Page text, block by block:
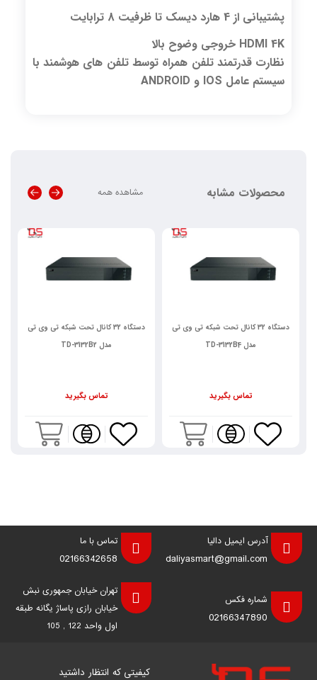
پشتیبانی از 4 هارد دیسک تا ظرفیت 8 ترابایت
HDMI 4K خروجی وضوح بالا
نظارت قدرتمند تلفن همراه توسط تلفن های هوشمند با
سیستم عامل IOS و ANDROID
محصولات مشابه مشاهده همه
دستگاه 32 کانال تحت شبکه تی وی تی
مدل TD-3132B4
تماس بگیرید
دستگاه 32 کانال تحت شبکه تی وی تی
مدل TD-3132B2
تماس بگیرید
آدرس ایمیل دالیا
daliyasmart@gmail.com
تماس با ما
02166342658
شماره فکس
02166347890
تهران خیابان جمهوری نبش
خیابان رازی پاساژ یگانه طبقه
اول واحد 122 , 105
کیفیتی که انتظار داشتید